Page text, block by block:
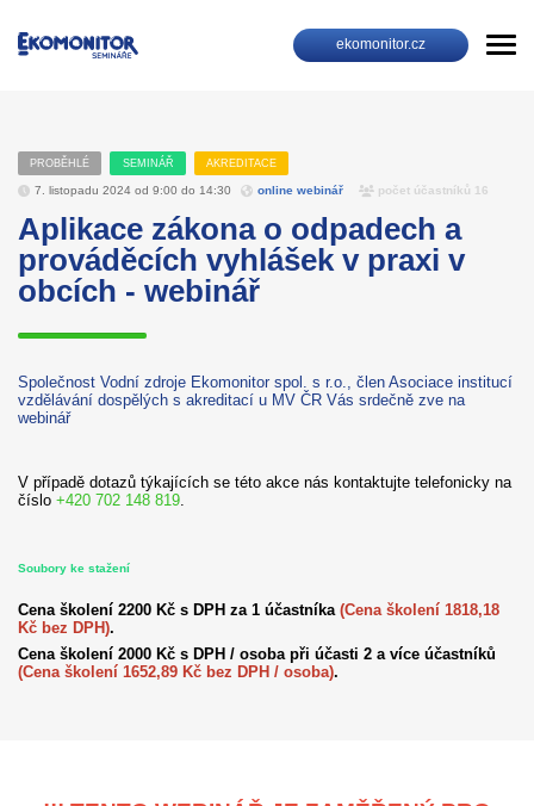
ekomonitor.cz
PROBĚHLÉ SEMINÁŘ AKREDITACE
7. listopadu 2024 od 9:00 do 14:30 online webinář počet účastníků 16
Aplikace zákona o odpadech a
prováděcích vyhlášek v praxi v
obcích - webinář
Společnost Vodní zdroje Ekomonitor spol. s r.o., člen Asociace institucí
vzdělávání dospělých s akreditací u MV ČR Vás srdečně zve na
webinář
V případě dotazů týkajících se této akce nás kontaktujte telefonicky na
číslo +420 702 148 819
Soubory ke stažení
Cena školení 2200 Kč s DPH za 1 účastníka (Cena školení 1818,18
Kč bez DPH).
Cena školení 2000 Kč s DPH / osoba při účasti 2 a více účastníků
(Cena školení 1652,89 Kč bez DPH / osoba).